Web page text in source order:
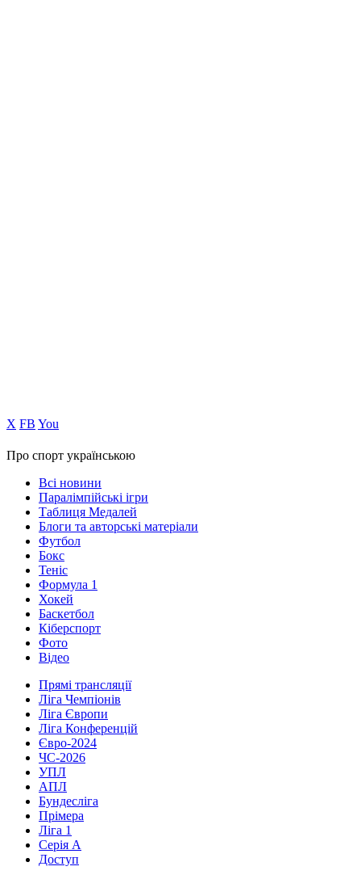
Х FB You
Про спорт українською
Всі новини
Паралімпійські ігри
Таблиця Медалей
Блоги та авторські матеріали
Футбол
Бокс
Теніс
Формула 1
Хокей
Баскетбол
Кіберспорт
Фото
Відео
Прямі трансляції
Ліга Чемпіонів
Ліга Європи
Ліга Конференцій
Євро-2024
ЧС-2026
УПЛ
АПЛ
Бундесліга
Прімера
Ліга 1
Серія А
Доступ